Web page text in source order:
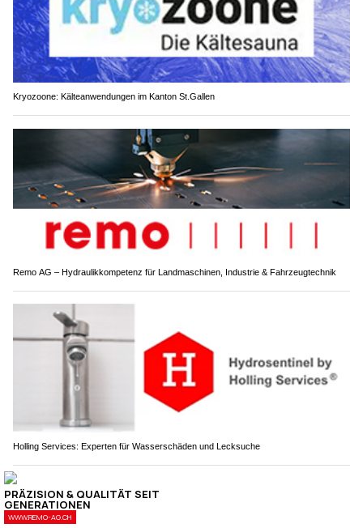
Kryozoone: Kälteanwendungen im Kanton St.Gallen
Remo AG – Hydraulikkompetenz für Landmaschinen, Industrie & Fahrzeugtechnik
Holling Services: Experten für Wasserschäden und Lecksuche
Affoltern am Albis ZH: Strahlende Kinderaugen
beim Präventionstag der Polizei in Kinder-Reha